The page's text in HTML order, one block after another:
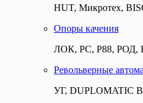
HUT, Микротех,
Опоры качения
ЛОК, РС, Р88, РОД,
Револьверные
УГ, DUPLOMATIC